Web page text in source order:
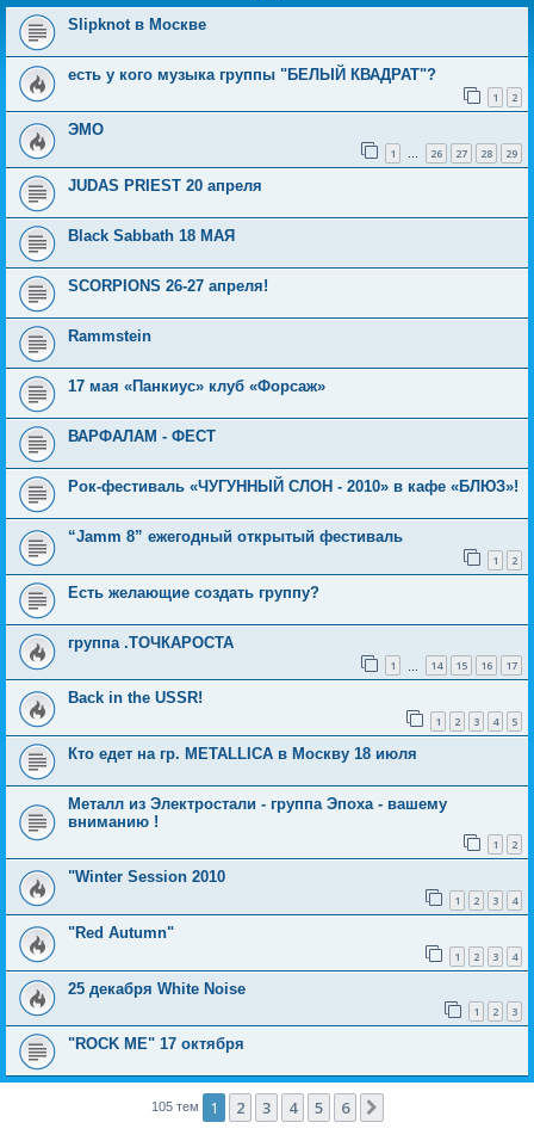
Slipknot в Москве
есть у кого музыка группы "БЕЛЫЙ КВАДРАТ"?
1 2
ЭМО
1 … 26 27 28 29
JUDAS PRIEST 20 апреля
Black Sabbath 18 МАЯ
SCORPIONS 26-27 апреля!
Rammstein
17 мая «Панкиус» клуб «Форсаж»
ВАРФАЛАМ - ФЕСТ
Рок-фестиваль «ЧУГУННЫЙ СЛОН - 2010» в кафе «БЛЮЗ»!
“Jamm 8” ежегодный открытый фестиваль
1 2
Есть желающие создать группу?
группа .ТОЧКАРОСТА
1 14 15 16 17
Back in the USSR!
1 2 3 4 5
Кто едет на гр. METALLICA в Москву 18 июля
Металл из Электростали - группа Эпоха - вашему
вниманию !
1 2
"Winter Session 2010
1 2 3 4
"Red Autumn"
1 2 3 4
25 декабря White Noise
1 2 3
"ROCK ME" 17 октября
105 тем 1 2 3 4 5 6